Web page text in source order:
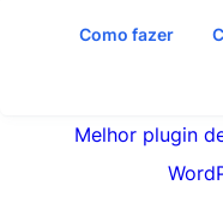
Como fazer
Melhor plugin